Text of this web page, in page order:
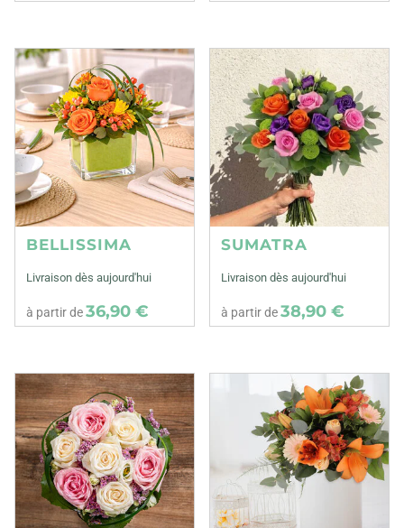
BELLISSIMA
Livraison dès aujourd'hui
à partir de36,90 €
SUMATRA
Livraison dès aujourd'hui
à partir de38,90 €